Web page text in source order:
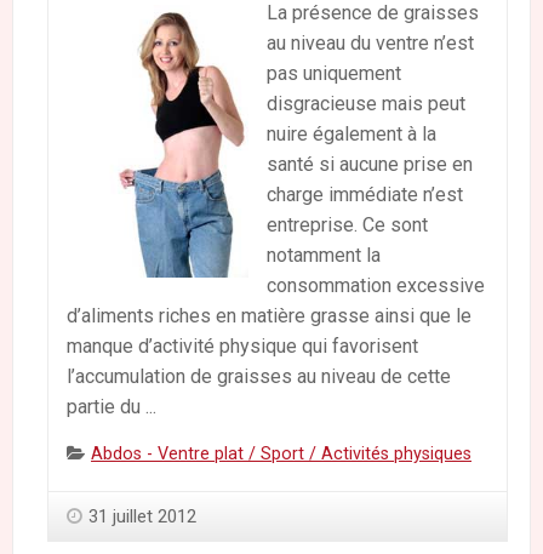
La présence de graisses
au niveau du ventre n’est
pas uniquement
disgracieuse mais peut
nuire également à la
santé si aucune prise en
charge immédiate n’est
entreprise. Ce sont
notamment la
consommation excessive
d’aliments riches en matière grasse ainsi que le
manque d’activité physique qui favorisent
l’accumulation de graisses au niveau de cette
partie du ...
Categories:
Abdos - Ventre plat / Sport / Activités physiques
31 juillet 2012